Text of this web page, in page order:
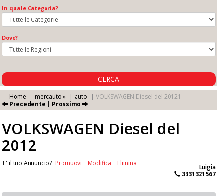
In quale Categoria?
Dove?
CERCA
Home mercauto » auto
VOLKSWAGEN Diesel del 20121
Precedente | Prossimo
VOLKSWAGEN Diesel del
2012
Luigia
3331321567
E' il tuo Annuncio? Promuovi Modifica Elimina